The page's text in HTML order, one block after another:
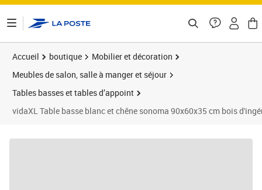
Accueil boutique
Mobilier et décoration
Meubles de salon, salle à manger et séjour
Tables basses et tables d’appoint
vidaXL Table basse blanc et chêne sonoma 90x60x35 cm bois